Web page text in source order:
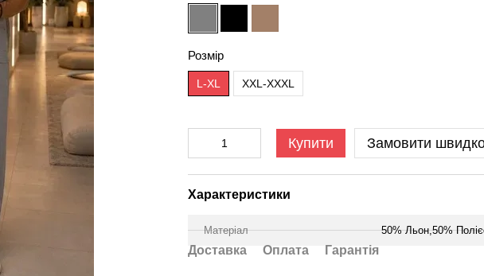
Розмір
L-XL XXL-XXXL
Купити Замовити
Характеристики
Матеріал 50% Льон,50%
Доставка Оплата Гарантія